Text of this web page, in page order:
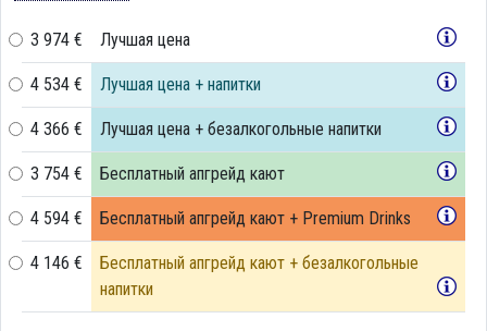
3 974 € Лучшая цена
4 534 € Лучшая цена + напитки
4 366 € Лучшая цена + безалкогольные напитки
3 754 € Бесплатный апгрейд кают
4 594 € Бесплатный апгрейд кают + Premium Drinks
4 146 €
Бесплатный апгрейд кают + безалкогольные
напитки